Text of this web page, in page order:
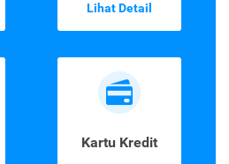
Lihat Detail
Kartu Kredit